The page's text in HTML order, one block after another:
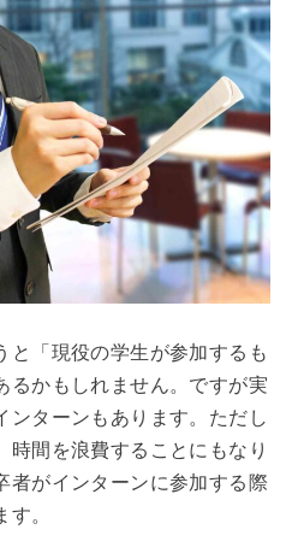
と「現役の学生が参加するも
るかもしれません。ですが実
ンターンもあります。ただし
時間を浪費することにもなり
者がインターンに参加する際
。